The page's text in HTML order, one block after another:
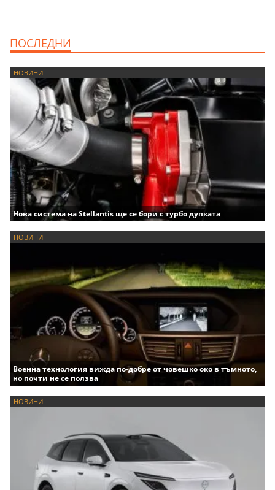
ПОСЛЕДНИ
НОВИНИ
Нова система на Stellantis ще се бори с турбо дупката
НОВИНИ
Военна технология вижда по-добре от човешко око в тъмното,
но почти не се ползва
НОВИНИ